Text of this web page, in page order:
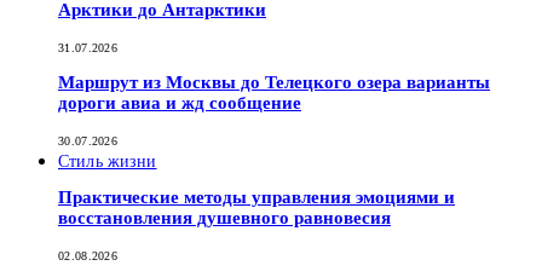
Арктики до Антарктики
31.07.2026
Маршрут из Москвы до Телецкого озера варианты
дороги авиа и жд сообщение
30.07.2026
Стиль жизни
Практические методы управления эмоциями и
восстановления душевного равновесия
02.08.2026